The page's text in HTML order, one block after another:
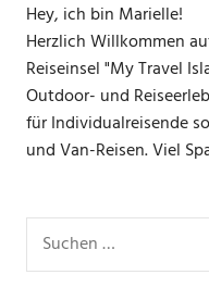
Hey, ich bin Marielle!
Herzlich Willkommen
Reiseinsel "My Travel
Outdoor- und
für Individualreisende
und Van-Reisen. Viel
nach: